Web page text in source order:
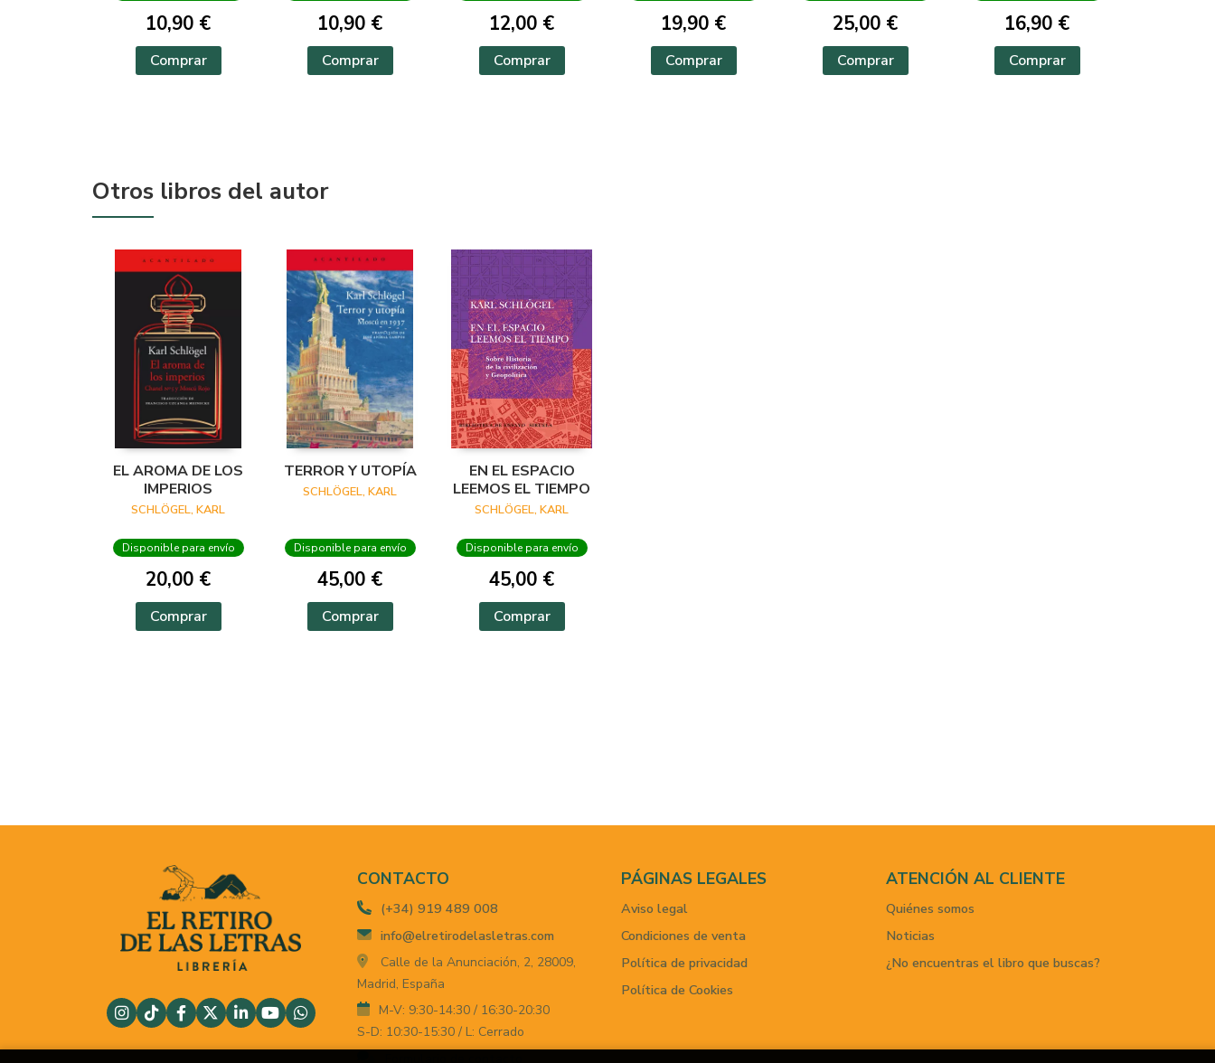
10,90 €
Comprar
10,90 €
Comprar
12,00 €
Comprar
19,90 €
Comprar
25,00 €
Comprar
16,90 €
Comprar
Otros libros del autor
EL AROMA DE LOS
IMPERIOS
SCHLÖGEL, KARL
Disponible para envío
20,00 €
Comprar
TERROR Y UTOPÍA
SCHLÖGEL, KARL
Disponible para envío
45,00 €
Comprar
EN EL ESPACIO
LEEMOS EL TIEMPO
SCHLÖGEL, KARL
Disponible para envío
45,00 €
Comprar
CONTACTO
(+34) 919 489 008
info@elretirodelasletras.com
Calle de la Anunciación, 2, 28009,
Madrid, España
M-V: 9:30-14:30 / 16:30-20:30
S-D: 10:30-15:30 / L: Cerrado
PÁGINAS LEGALES
Aviso legal
Condiciones de venta
Política de privacidad
Política de Cookies
ATENCIÓN AL CLIENTE
Quiénes somos
Noticias
¿No encuentras el libro que buscas?